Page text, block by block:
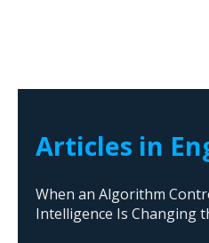
Articles in
When an Algorithm
Intelligence Is Changing